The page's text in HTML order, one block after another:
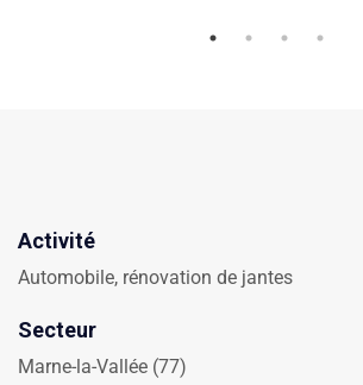
Activité
Automobile, rénovation de jantes
Secteur
Marne-la-Vallée (77)